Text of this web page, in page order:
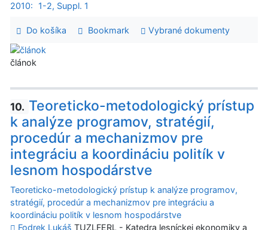
2010:
1-2, Suppl. 1
Do košíka Bookmark Vybrané dokumenty
článok
10. Teoreticko-metodologický prístup
k analýze programov, stratégií,
procedúr a mechanizmov pre
integráciu a koordináciu politík v
lesnom hospodárstve
Teoreticko-metodologický prístup k analýze programov,
stratégií, procedúr a mechanizmov pre integráciu a
koordináciu politík v lesnom hospodárstve
Fodrek Lukáš TUZLFERL - Katedra lesníckej ekonomiky a